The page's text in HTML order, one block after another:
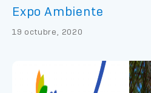
Expo Ambiente
19 octubre, 2020